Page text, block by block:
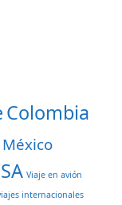
Colombia
México
Viaje en avión
internacionales